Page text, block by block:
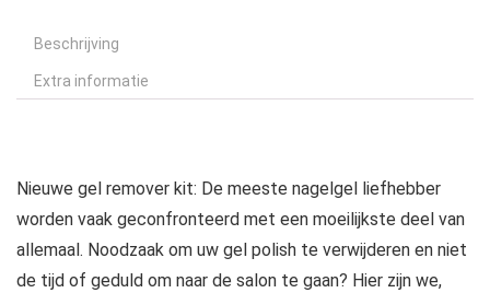
Beschrijving
Extra informatie
Nieuwe gel remover kit: De meeste nagelgel liefhebber
worden vaak geconfronteerd met een moeilijkste deel van
allemaal. Noodzaak om uw gel polish te verwijderen en niet
de tijd of geduld om naar de salon te gaan? Hier zijn we,